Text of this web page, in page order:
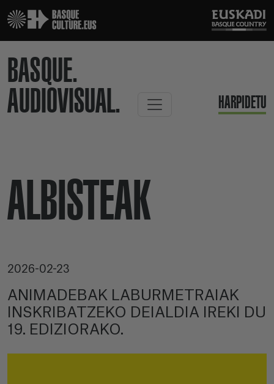
BASQUE.
AUDIOVISUAL.
HARPIDETU
ALBISTEAK
2026-02-23
ANIMADEBAK LABURMETRAIAK
INSKRIBATZEKO DEIALDIA IREKI DU
19. EDIZIORAKO.